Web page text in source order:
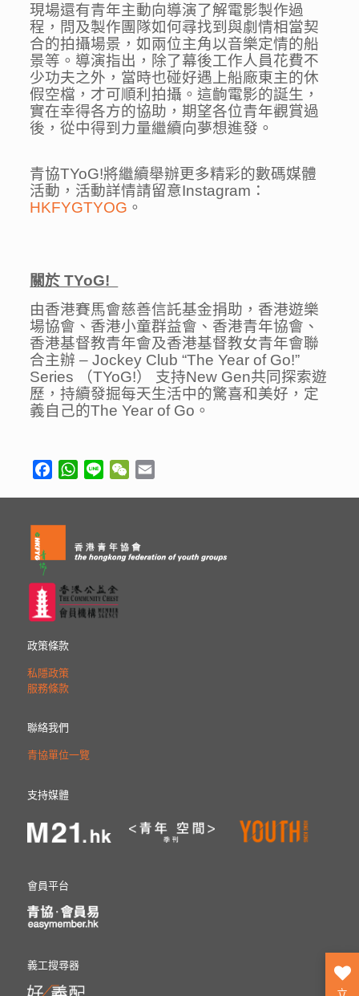
現場還有青年主動向導演了解電影製作過
程，問及製作團隊如何尋找到與劇情相當契
合的拍攝場景，如兩位主角以音樂定情的船
景等。導演指出，除了幕後工作人員花費不
少功夫之外，當時也碰好遇上船廠東主的休
假空檔，才可順利拍攝。這齣電影的誕生，
實在幸得各方的協助，期望各位青年觀賞過
後，從中得到力量繼續向夢想進發。
青協TYoG!將繼續舉辦更多精彩的數碼媒體
活動，活動詳情請留意Instagram：
HKFYGTYOG 。
關於 TYoG!
由香港賽馬會慈善信託基金捐助，香港遊樂
場協會、香港小童群益會、香港青年協會、
香港基督教青年會及香港基督教女青年會聯
合主辦 – Jockey Club “The Year of Go!”
Series （TYoG!） 支持New Gen共同探索遊
歷，持續發掘每天生活中的驚喜和美好，定
義自己的The Year of Go。
FacebookWhatsApp
Line WeChat
政策條款
私隱政策
服務條款
聯絡我們
青協單位一覽
支持媒體
會員平台
義工搜尋器